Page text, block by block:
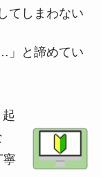
てしまわない
」と諦めてい
寧